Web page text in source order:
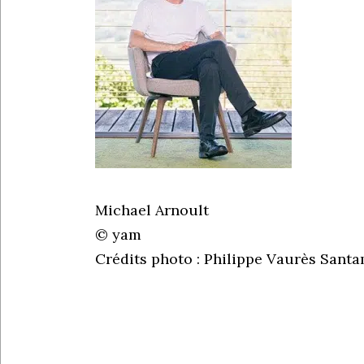
Michael Arnoult
© yam
Crédits photo : Philippe Vaurès